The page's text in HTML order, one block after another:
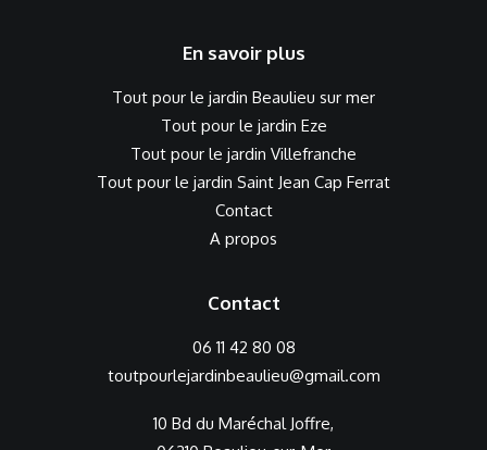
En savoir plus
Tout pour le jardin Beaulieu sur mer
Tout pour le jardin Eze
Tout pour le jardin Villefranche
Tout pour le jardin Saint Jean Cap Ferrat
Contact
A propos
Contact
06 11 42 80 08
toutpourlejardinbeaulieu@gmail.com
10 Bd du Maréchal Joffre,